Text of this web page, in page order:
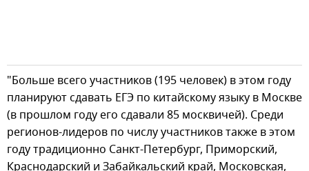
"Больше всего участников (195 человек) в этом году
планируют сдавать ЕГЭ по китайскому языку в Москве
(в прошлом году его сдавали 85 москвичей). Среди
регионов-лидеров по числу участников также в этом
году традиционно Санкт-Петербург, Приморский,
Краснодарский и Забайкальский край, Московская,